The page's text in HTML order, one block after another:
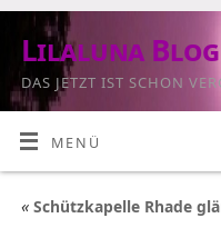
Lilaluna Blog
DAS JETZT IST SCHON
MENÜ
«Schützkapelle Rhade